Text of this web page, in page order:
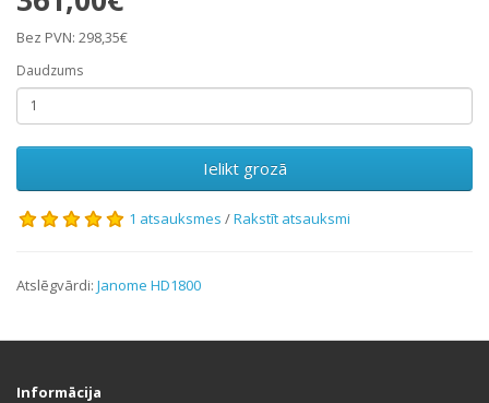
Bez PVN: 298,35€
Daudzums
Ielikt grozā
1 atsauksmes /Rakstīt atsauksmi
Atslēgvārdi: Janome HD1800
Informācija